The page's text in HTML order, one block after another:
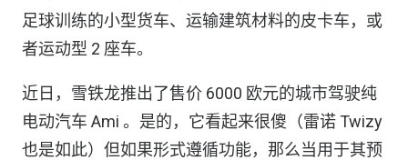
足球训练的小型货车、运输建筑材料的皮卡车，或
者运动型 2 座车。
近日，雪铁龙推出了售价 6000 欧元的城市驾驶纯
电动汽车 Ami 。是的，它看起来很傻（雷诺 Twizy
也是如此）但如果形式遵循功能，那么当用于其预